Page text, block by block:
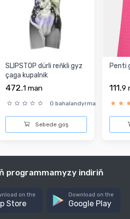
SLIPSTOP dürli reňkli gyz
çaga kupalnik
472.1 man
0 bahalandyrma
Sebede goş
Penti
111.9
programmamyzy indiriň
on the
Store
Download on the
Google Play